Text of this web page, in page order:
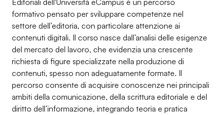
Editoriali dell'Università eCampus è un percorso
formativo pensato per sviluppare competenze nel
settore dell’editoria, con particolare attenzione ai
contenuti digitali. Il corso nasce dall’analisi delle esigenze
del mercato del lavoro, che evidenzia una crescente
richiesta di figure specializzate nella produzione di
contenuti, spesso non adeguatamente formate. Il
percorso consente di acquisire conoscenze nei principali
ambiti della comunicazione, della scrittura editoriale e del
diritto dell’informazione, integrando teoria e pratica